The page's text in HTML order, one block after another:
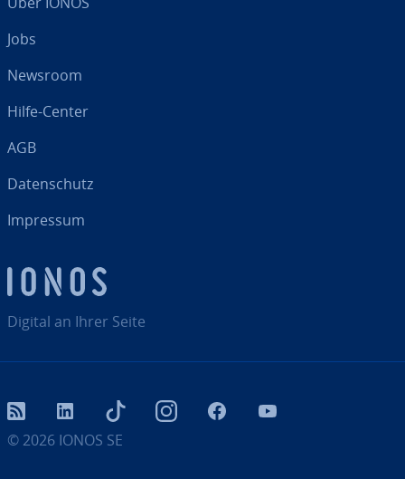
Digital an Ihrer Seite
Jobs
Newsroom
Hilfe-Center
AGB
Da­ten­schutz
Impressum
© 2026 IONOS SE
RSS LinkedIn tiktok InstagramFacebook